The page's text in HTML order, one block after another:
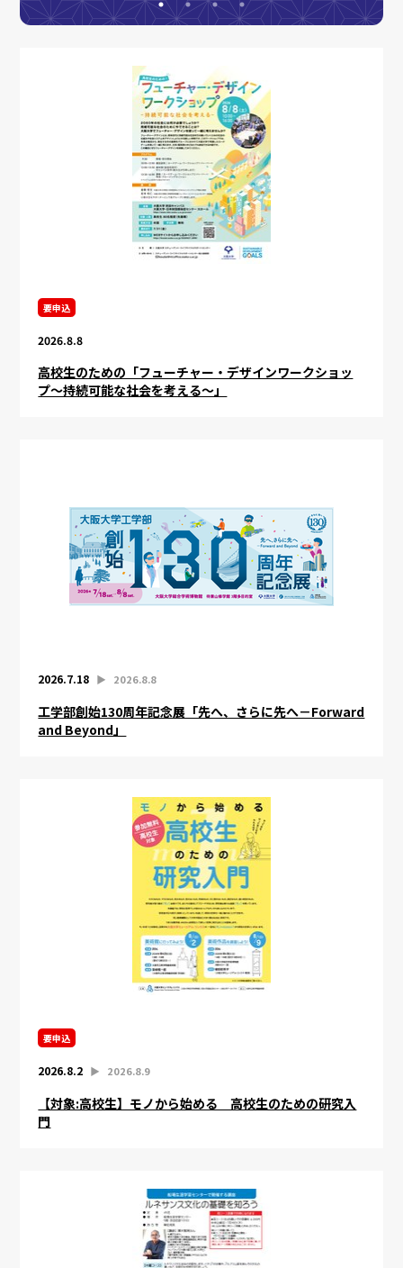
要申込
2026.8.8
高校生のための「フューチャー・デザインワークショッ
プ～持続可能な社会を考える～」
2026.7.18 ▶︎ 2026.8.8
工学部創始130周年記念展「先へ、さらに先へ－Forward
and Beyond」
要申込
2026.8.2 ▶︎ 2026.8.9
【対象:高校生】モノから始める 高校生のための研究入
門